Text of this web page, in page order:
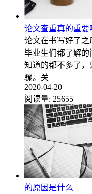
论文查重真的重要
论文在书写好了
毕业生们都了解
知道的都不多了
骤。关
2020-04-20
阅读量: 25655
的原因是什么